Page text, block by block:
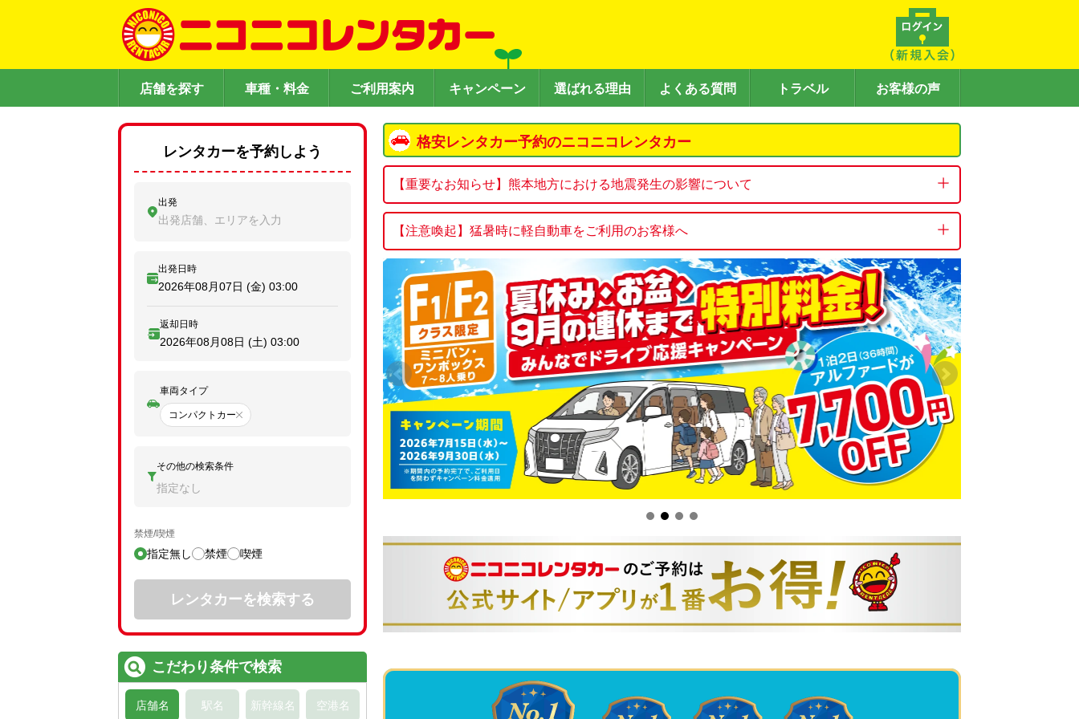
店舗を探す 車種・料金 ご利用案内 キャンペーン 選ばれる理由 よくある質問 トラベル お客様の声
格安レンタカー予約のニコニコレンタカー
【重要なお知らせ】熊本地方における地震発生の影響について
熊本地方で発生した地震の影響により、下記店舗において予約受付を停止しております。
【休業店舗】
・新八代駅西口店
今後の状況により、休業店舗の変更をさせていただく場合がございますので、何卒ご了承くだ
さい。
お客さまには大変ご迷惑をおかけいたしますが、何卒ご理解賜りますようお願い申し上げま
す。
【注意喚起】猛暑時に軽自動車をご利用のお客様へ
一般的に、軽自動車（Kクラス）は普通乗用車に比べてエンジン出力が小さく、エアコンの冷
房能力にも限りがあるため、効きが弱く感じられたり、車内が冷えるまでに時間を要する場合
があります。
特に外気温が35℃を超えるような猛暑時は、渋滞や信号待ちでの停車中、また複数名での乗車
時等に車内温度が下がりにくくなります。
ニコニコレンタカーでは、エアコン含め車両の点検を徹底しておりますが、軽自動車（Kクラ
ス）をご利用のお客様は、乗車前に車内温度をご確認の上、万が一車内が高温の場合は、すぐ
に窓を開けて車内の熱気を逃した後、窓をしっかりと閉め、エアコンを「内気循環・最低温
度・風量最大」に設定いただくようお願いいたします。
なお、エアコンの効きを重視される場合は、Sクラス以上の車両のご利用をご検討ください。
レンタカーを予約しよう
出発
出発店舗、エリアを入力
出発日時
2026年08月07日 (金) 03:00
返却日時
2026年08月08日 (土) 03:00
車両タイプ
コンパクトカー
その他の検索条件
指定なし
禁煙/喫煙
指定無し 禁煙 喫煙
レンタカーを検索する
こだわり条件で検索
店舗名 駅名 新幹線名 空港名